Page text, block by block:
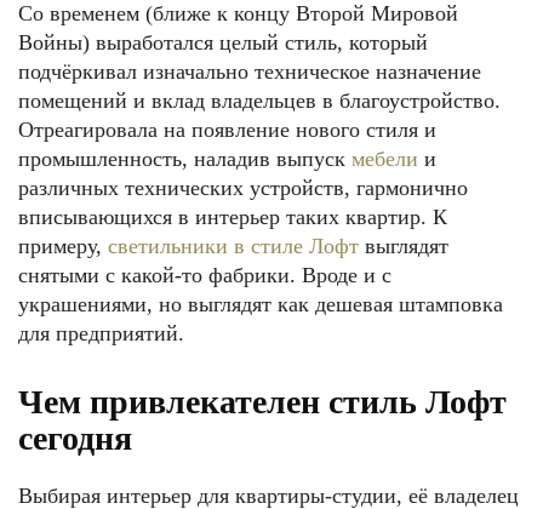
Со временем (ближе к концу Второй Мировой
Войны) выработался целый стиль, который
подчёркивал изначально техническое назначение
помещений и вклад владельцев в благоустройство.
Отреагировала на появление нового стиля и
промышленность, наладив выпуск мебели и
различных технических устройств, гармонично
вписывающихся в интерьер таких квартир. К
примеру, светильники в стиле Лофт выглядят
снятыми с какой-то фабрики. Вроде и с
украшениями, но выглядят как дешевая штамповка
для предприятий.
Чем привлекателен стиль Лофт
сегодня
Выбирая интерьер для квартиры-студии, её владелец